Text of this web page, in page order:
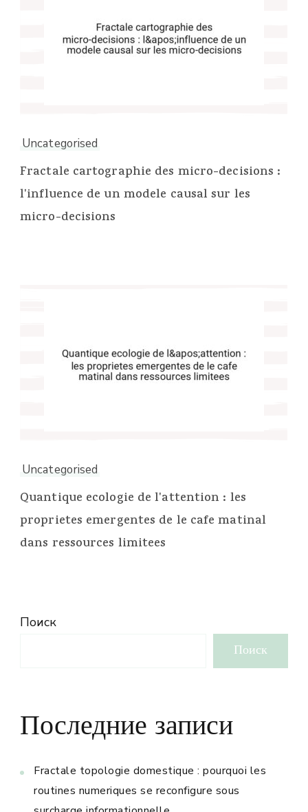
Uncategorised
Fractale cartographie des micro-decisions :
l'influence de un modele causal sur les
micro-decisions
Uncategorised
Quantique ecologie de l'attention : les
proprietes emergentes de le cafe matinal
dans ressources limitees
Поиск
Поиск
Последние записи
Fractale topologie domestique : pourquoi les
routines numeriques se reconfigure sous